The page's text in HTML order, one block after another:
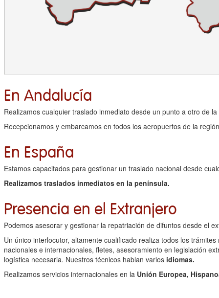
En Andalucía
Realizamos cualquier traslado inmediato desde un punto a otro de
Recepcionamos y embarcamos en todos los aeropuertos de la
En España
Estamos capacitados para gestionar un traslado nacional desde
Realizamos traslados inmediatos en la península.
Presencia en el Extranjero
Podemos asesorar y gestionar la repatriación de difuntos desde el
Un único interlocutor, altamente cualificado realiza todos los
nacionales e internacionales, fletes, asesoramiento en legislación
logística necesaria. Nuestros técnicos hablan varios idiomas.
Realizamos servicios internacionales en la Unión Europea,